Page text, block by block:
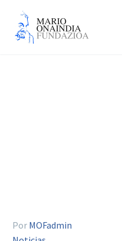
Por MOFadmin